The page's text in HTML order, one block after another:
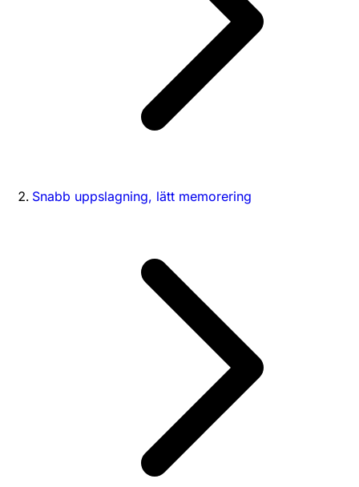
Snabb uppslagning, lätt memorering